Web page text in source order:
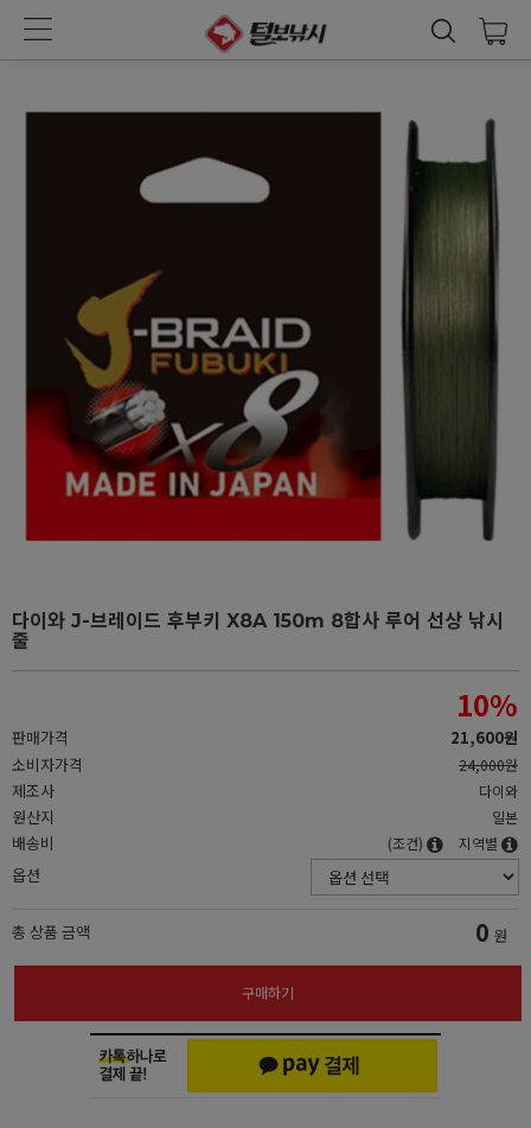
다이와 J-브레이드 후부키 X8A 150m 8합사 루어 선상 낚시
줄
판매가격
10%
21,600원
소비자가격
24,000원
제조사 다이와
원산지 일본
배송비 (조건) 지역별
옵션
총 상품 금액 0 원
구매하기